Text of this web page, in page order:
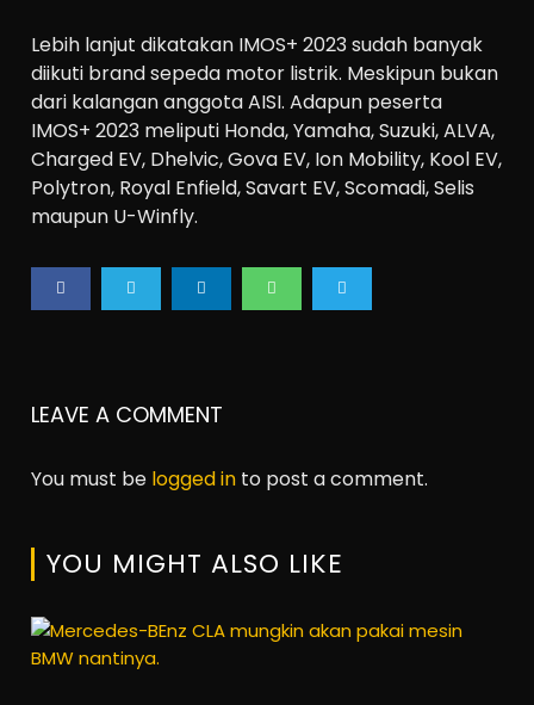
Lebih lanjut dikatakan IMOS+ 2023 sudah banyak
diikuti brand sepeda motor listrik. Meskipun bukan
dari kalangan anggota AISI. Adapun peserta
IMOS+ 2023 meliputi Honda, Yamaha, Suzuki, ALVA,
Charged EV, Dhelvic, Gova EV, Ion Mobility, Kool EV,
Polytron, Royal Enfield, Savart EV, Scomadi, Selis
maupun U-Winfly.
LEAVE A COMMENT
You must be logged in to post a comment.
YOU MIGHT ALSO LIKE